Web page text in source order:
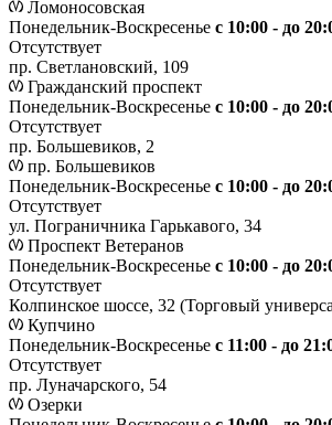
Ломоносовская
Понедельник-Воскресенье с 10:00 - до
Отсутствует
пр. Светлановский, 109
Гражданский проспект
Понедельник-Воскресенье с 10:00 - до
Отсутствует
пр. Большевиков, 2
пр. Большевиков
Понедельник-Воскресенье с 10:00 - до
Отсутствует
ул. Пограничника Гарькавого, 34
Проспект Ветеранов
Понедельник-Воскресенье с 10:00 - до
Отсутствует
Колпинское шоссе, 32 (Торговый
Купчино
Понедельник-Воскресенье с 11:00 - до
Отсутствует
пр. Луначарского, 54
Озерки